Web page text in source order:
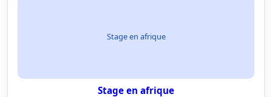
Stage en afrique
Stage en afrique